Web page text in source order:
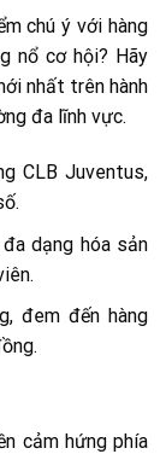
chú ý với hàng
nổ cơ hội? Hãy
nhất trên hành
đa lĩnh vực.
CLB Juventus,
dạng hóa sản
đem đến hàng
cảm hứng phía